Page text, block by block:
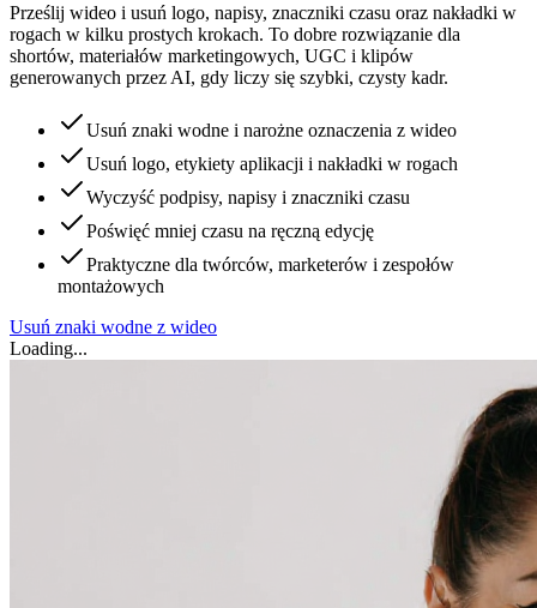
Prześlij wideo i usuń logo, napisy, znaczniki czasu oraz nakładki w
rogach w kilku prostych krokach. To dobre rozwiązanie dla
shortów, materiałów marketingowych, UGC i klipów
generowanych przez AI, gdy liczy się szybki, czysty kadr.
Usuń znaki wodne i narożne oznaczenia z wideo
Usuń logo, etykiety aplikacji i nakładki w rogach
Wyczyść podpisy, napisy i znaczniki czasu
Poświęć mniej czasu na ręczną edycję
Praktyczne dla twórców, marketerów i zespołów
montażowych
Usuń znaki wodne z wideo
Loading...